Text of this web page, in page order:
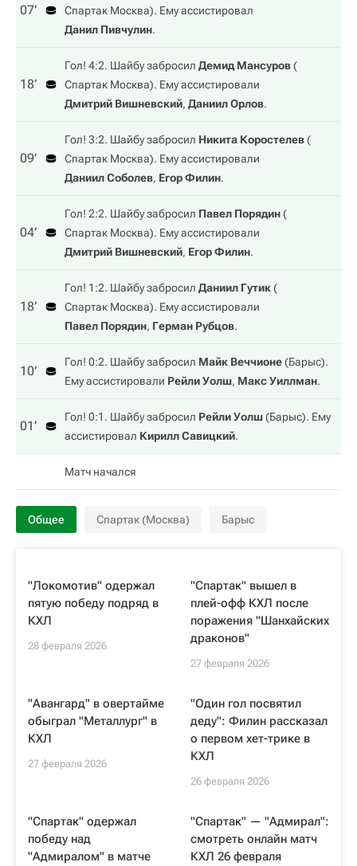
07‎’‎
Спартак Москва). Ему ассистировал
Данил Пивчулин.
18‎’‎
Гол! 4:2. Шайбу забросил Демид Мансуров(
Спартак Москва). Ему ассистировали
Дмитрий Вишневский, Даниил Орлов.
09‎’‎
Гол! 3:2. Шайбу забросил Никита Коростелев(
Спартак Москва). Ему ассистировали
Даниил Соболев, Егор Филин.
04‎’‎
Гол! 2:2. Шайбу забросил Павел Порядин(
Спартак Москва). Ему ассистировали
Дмитрий Вишневский, Егор Филин.
18‎’‎
Гол! 1:2. Шайбу забросил Даниил Гутик(
Спартак Москва). Ему ассистировали
Павел Порядин, Герман Рубцов.
10‎’‎
Гол! 0:2. Шайбу забросил Майк Веччионе(Барыс).
Ему ассистировали Рейли Уолш, Макс Уиллман.
01‎’‎
Гол! 0:1. Шайбу забросил Рейли Уолш(Барыс). Ему
ассистировал Кирилл Савицкий.
Матч начался
Общее Спартак (Москва) Барыс
"Локомотив" одержал
пятую победу подряд в
КХЛ
28 февраля 2026
"Спартак" вышел в
плей-офф КХЛ после
поражения "Шанхайских
драконов"
27 февраля 2026
"Авангард" в овертайме
обыграл "Металлург" в
КХЛ
27 февраля 2026
"Один гол посвятил
деду": Филин рассказал
о первом хет-трике в
КХЛ
26 февраля 2026
"Спартак" одержал
победу над
"Адмиралом" в матче
"Спартак" — "Адмирал":
смотреть онлайн матч
КХЛ 26 февраля